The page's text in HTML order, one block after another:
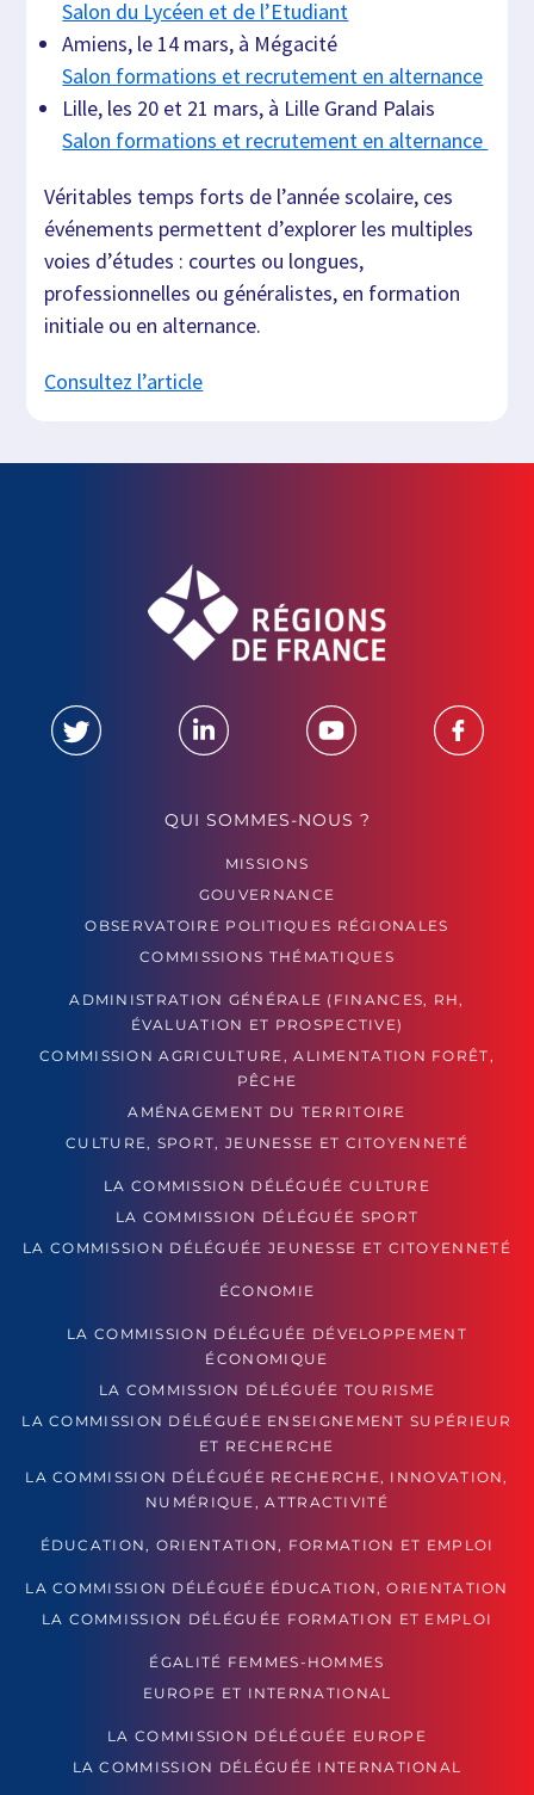
Salon du Lycéen et de l’Etudiant
Amiens, le 14 mars, à Mégacité
Salon formations et recrutement en alternance
Lille, les 20 et 21 mars, à Lille Grand Palais
Salon formations et recrutement en alternance
Véritables temps forts de l’année scolaire, ces
événements permettent d’explorer les multiples
voies d’études : courtes ou longues,
professionnelles ou généralistes, en formation
initiale ou en alternance.
Consultez l’article
QUI SOMMES-NOUS ?
MISSIONS
GOUVERNANCE
OBSERVATOIRE POLITIQUES RÉGIONALES
COMMISSIONS THÉMATIQUES
ADMINISTRATION GÉNÉRALE (FINANCES, RH,
ÉVALUATION ET PROSPECTIVE)
COMMISSION AGRICULTURE, ALIMENTATION FORÊT,
PÊCHE
AMÉNAGEMENT DU TERRITOIRE
CULTURE, SPORT, JEUNESSE ET CITOYENNETÉ
LA COMMISSION DÉLÉGUÉE CULTURE
LA COMMISSION DÉLÉGUÉE SPORT
LA COMMISSION DÉLÉGUÉE JEUNESSE ET CITOYENNETÉ
ÉCONOMIE
LA COMMISSION DÉLÉGUÉE DÉVELOPPEMENT
ÉCONOMIQUE
LA COMMISSION DÉLÉGUÉE TOURISME
LA COMMISSION DÉLÉGUÉE ENSEIGNEMENT SUPÉRIEUR
ET RECHERCHE
LA COMMISSION DÉLÉGUÉE RECHERCHE, INNOVATION,
NUMÉRIQUE, ATTRACTIVITÉ
ÉDUCATION, ORIENTATION, FORMATION ET EMPLOI
LA COMMISSION DÉLÉGUÉE ÉDUCATION, ORIENTATION
LA COMMISSION DÉLÉGUÉE FORMATION ET EMPLOI
ÉGALITÉ FEMMES-HOMMES
EUROPE ET INTERNATIONAL
LA COMMISSION DÉLÉGUÉE EUROPE
LA COMMISSION DÉLÉGUÉE INTERNATIONAL